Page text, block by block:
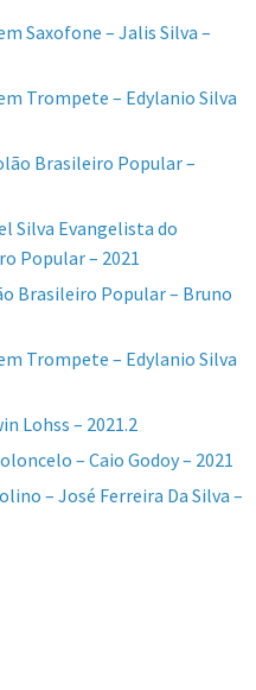
Saxofone – Jalis Silva –
Trompete – Edylanio Silva
Brasileiro Popular –
Silva Evangelista do
Popular – 2021
Brasileiro Popular – Bruno
Trompete – Edylanio Silva
Lohss – 2021.2
– Caio Godoy – 2021
– José Ferreira Da Silva –